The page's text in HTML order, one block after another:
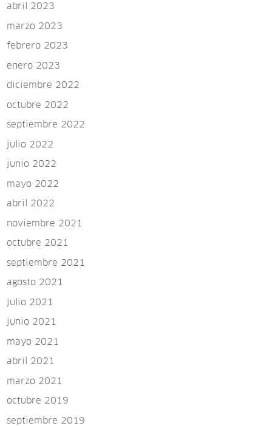
abril 2023
marzo 2023
febrero 2023
enero 2023
diciembre 2022
octubre 2022
septiembre 2022
julio 2022
junio 2022
mayo 2022
abril 2022
noviembre 2021
octubre 2021
septiembre 2021
agosto 2021
julio 2021
junio 2021
mayo 2021
abril 2021
marzo 2021
octubre 2019
septiembre 2019